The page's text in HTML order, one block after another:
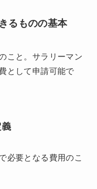
るものの基本
こと。サラリーマン
として申請可能で
必要となる費用のこ